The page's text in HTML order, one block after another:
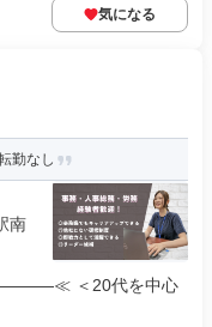
気になる
勤なし
南
＜20代を中心